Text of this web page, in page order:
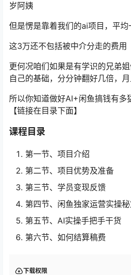
岁阿姨
但是愣是靠着我们的ai项目，平均
这3万还不包括被中介分走的费用
更何况咱们如果是有学识的兄弟
自己的基础，分分钟翻好几倍，
所以你知道做好AI+闲鱼搞钱有
【链接在目录下面】
课程目录
第一节、项目介绍
第二节、项目优势及准备
第三节、学员变现反馈
第四节、闲鱼独家运营实操
第五节、AI实操手把手干货
第六节、如何结算稿费
下载权限